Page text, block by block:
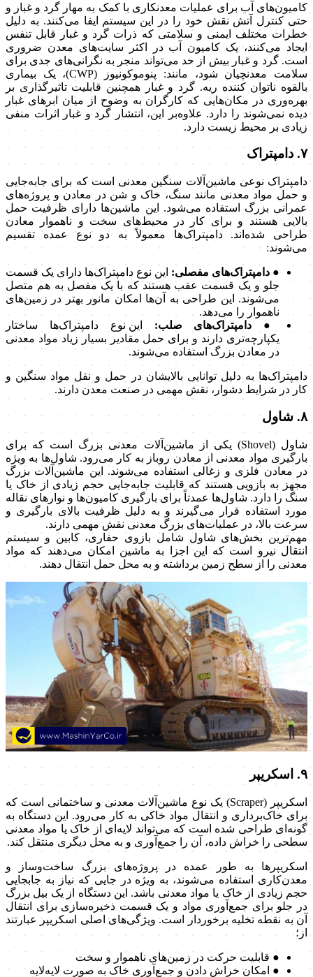
کامیون‌های آب برای عملیات معدنکاری با کمک به مهار گرد و غبار و
حتی کنترل آتش نقش خود را در این سیستم ایفا می‌کنند. به دلیل
خطرات مختلف ایمنی و سلامتی که ذرات گرد و غبار قابل تنفس
ایجاد می‌کنند، یک کامیون آب در اکثر سایت‌های معدن ضروری
است. گرد و غبار بیش از حد می‌تواند منجر به نگرانی‌های جدی برای
سلامت معدنچیان شود، مانند: پنوموکونیوز (CWP)، یک بیماری
بالقوه ناتوان کننده ریه. گرد و غبار همچنین قابلیت تاثیرگذاری بر
بهره‌وری در مکان‌هایی که کارگران به وضوح از میان ابرهای غبار
دیده نمی‌شوند را دارد. علاوه‌بر این، انتشار گرد و غبار اثرات منفی
زیادی بر محیط زیست دارد.
۷. دامپتراک
دامپتراک نوعی ماشین‌آلات سنگین معدنی است که برای جابه‌جایی
و حمل مواد معدنی مانند سنگ، خاک و شن در معادن و پروژه‌های
عمرانی بزرگ استفاده می‌شود. این ماشین‌ها دارای ظرفیت حمل
بالایی هستند و برای کار در محیط‌های سخت و ناهموار معادن
طراحی شده‌اند. دامپتراک‌ها معمولاً به دو نوع عمده تقسیم
می‌شوند:
● دامپتراک‌های مفصلی: این نوع دامپتراک‌ها دارای یک قسمت
جلو و یک قسمت عقب هستند که با یک مفصل به هم متصل
می‌شوند. این طراحی به آن‌ها امکان مانور بهتر در زمین‌های
ناهموار را می‌دهد.
● دامپتراک‌های صلب:
این نوع دامپتراک‌ها ساختار
یکپارچه‌تری دارند و برای حمل مقادیر بسیار زیاد مواد معدنی
در معادن بزرگ استفاده می‌شوند.
دامپتراک‌ها به دلیل توانایی بالایشان در حمل و نقل مواد سنگین و
کار در شرایط دشوار، نقش مهمی در صنعت معدن دارند.
۸. شاول
شاول (Shovel) یکی از ماشین‌آلات معدنی بزرگ است که برای
بارگیری مواد معدنی از معادن روباز به کار می‌رود. شاول‌ها به ویژه
در معادن فلزی و زغالی استفاده می‌شوند. این ماشین‌آلات بزرگ
مجهز به بازویی هستند که قابلیت جابه‌جایی حجم زیادی از خاک یا
سنگ را دارد. شاول‌ها عمدتاً برای بارگیری کامیون‌ها و نوارهای نقاله
مورد استفاده قرار می‌گیرند و به دلیل ظرفیت بالای بارگیری و
سرعت بالا، در عملیات‌های بزرگ معدنی نقش مهمی دارند.
مهم‌ترین بخش‌های شاول شامل بازوی حفاری، کابین و سیستم
انتقال نیرو است که این اجزا به ماشین امکان می‌دهند که مواد
معدنی را از سطح زمین برداشته و به محل حمل انتقال دهند.
۹. اسکریپر
اسکریپر (Scraper) یک نوع ماشین‌آلات معدنی و ساختمانی است که
برای خاک‌برداری و انتقال مواد خاکی به کار می‌رود. این دستگاه به
گونه‌ای طراحی شده است که می‌تواند لایه‌ای از خاک یا مواد معدنی
سطحی را خراش داده، آن را جمع‌آوری و به محل دیگری منتقل کند.
اسکریپرها به طور عمده در پروژه‌های بزرگ ساخت‌وساز و
معدن‌کاری استفاده می‌شوند، به ویژه در جایی که نیاز به جابجایی
حجم زیادی از خاک یا مواد معدنی باشد. این دستگاه از یک بیل بزرگ
در جلو برای جمع‌آوری مواد و یک قسمت ذخیره‌سازی برای انتقال
آن به نقطه تخلیه برخوردار است. ویژگی‌های اصلی اسکریپر عبارتند
از؛
● قابلیت حرکت در زمین‌های ناهموار و سخت
● امکان خراش دادن و جمع‌آوری خاک به صورت لایه‌لایه